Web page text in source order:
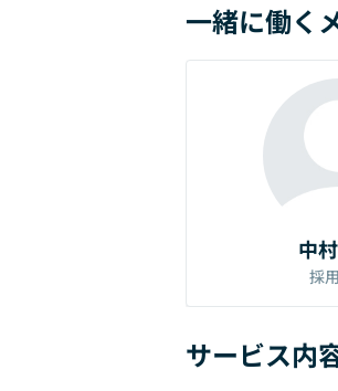
一緒に働く
中
採
サービス内